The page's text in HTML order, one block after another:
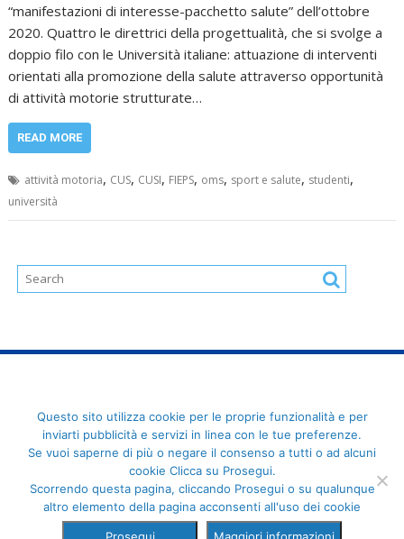
“manifestazioni di interesse-pacchetto salute” dell’ottobre
2020. Quattro le direttrici della progettualità, che si svolge a
doppio filo con le Università italiane: attuazione di interventi
orientati alla promozione della salute attraverso opportunità
di attività motorie strutturate…
READ MORE
attività motoria, CUS, CUSI, FIEPS, oms, sport e salute, studenti,
università
FederCUSI: Federazione Italiana dello Sport Universitario - Via
Angelo Brofferio, 7 - 00195 Roma - C.F. 80109270589
Questo sito utilizza cookie per le proprie funzionalità e per
inviarti pubblicità e servizi in linea con le tue preferenze.
Se vuoi saperne di più o negare il consenso a tutti o ad alcuni
cookie Clicca su Prosegui.
Scorrendo questa pagina, cliccando Prosegui o su qualunque
altro elemento della pagina acconsenti all'uso dei cookie